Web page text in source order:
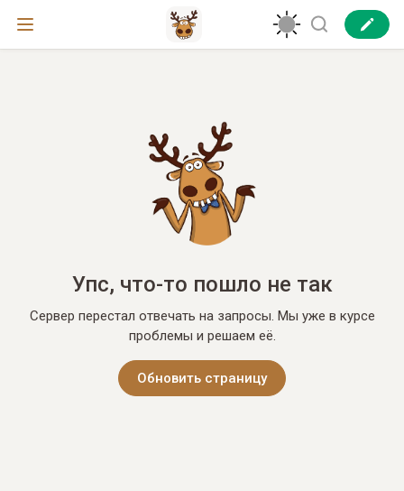
Упс, что-то пошло не так
Сервер перестал отвечать на запросы. Мы уже в курсе
проблемы и решаем её.
Обновить страницу